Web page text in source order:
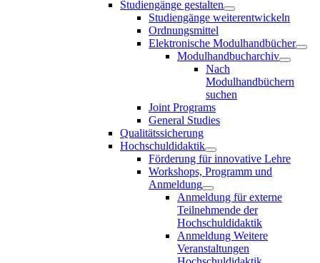
Studiengänge gestalten
Studiengänge weiterentwickeln
Ordnungsmittel
Elektronische Modulhandbücher
Modulhandbucharchiv
Nach
Modulhandbüchern
suchen
Joint Programs
General Studies
Qualitätssicherung
Hochschuldidaktik
Förderung für innovative Lehre
Workshops, Programm und
Anmeldung
Anmeldung für externe
Teilnehmende der
Hochschuldidaktik
Anmeldung Weitere
Veranstaltungen